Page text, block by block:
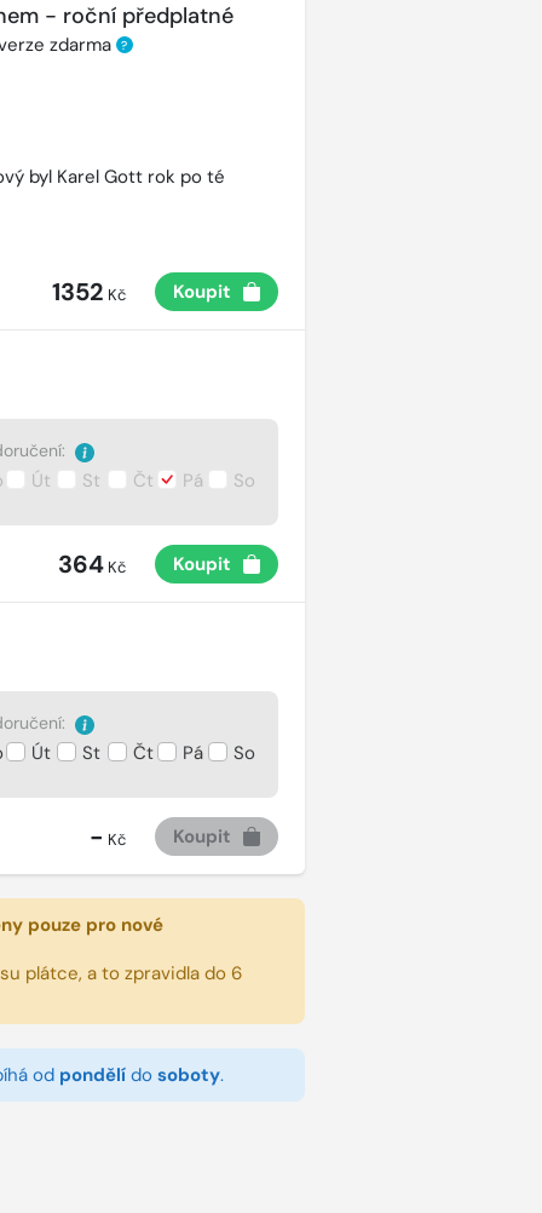
- roční předplatné
zdarma ?
byl Karel Gott rok po té
1352 Kč Koupit
Út St Čt Pá So
364Kč Koupit
Út St Čt Pá So
- Kč Koupit
pouze pro nové
plátce, a to zpravidla do 6
od pondělído soboty.